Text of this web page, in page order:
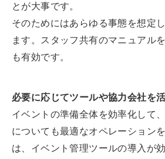
とが大事です。
そのためにはあらゆる事態を想定
ます。スタッフ共有のマニュアル
も有効です。
必要に応じてツールや協力会社を
イベントの準備全体を効率化して
についても最適なオペレーション
は、イベント管理ツールの導入が効